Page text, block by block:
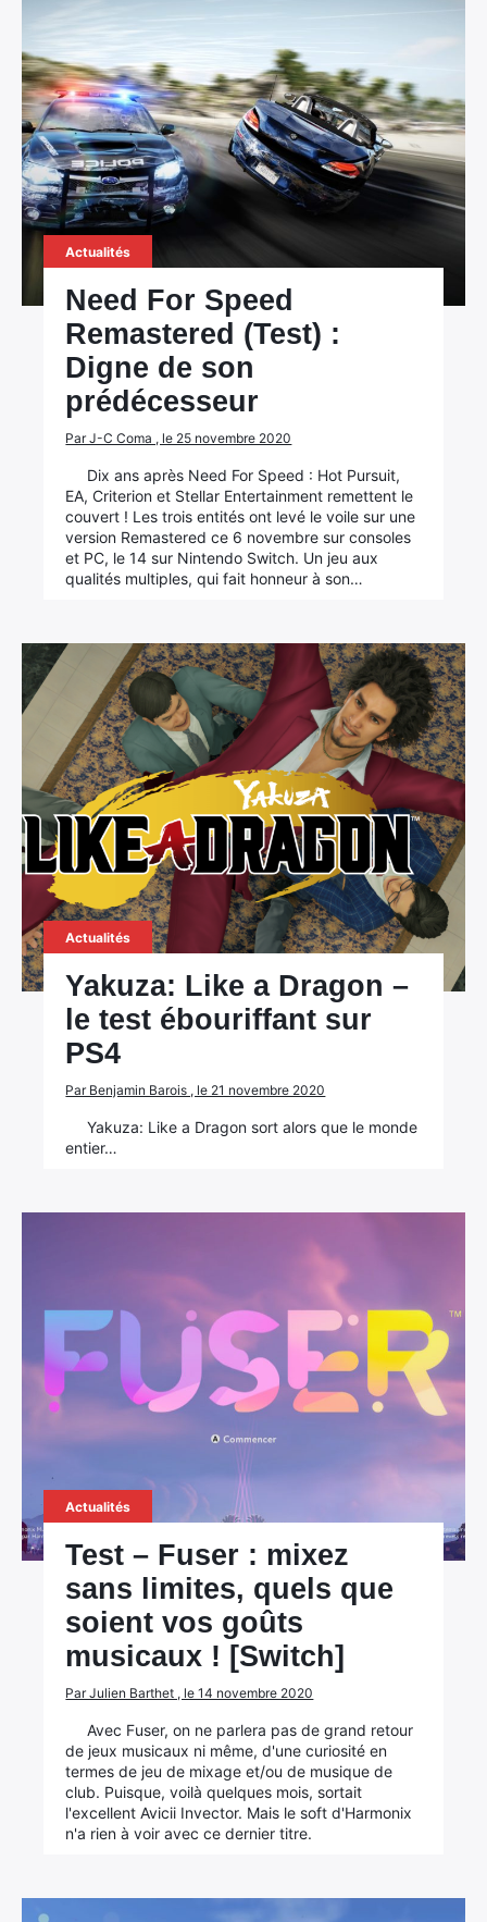
Actualités
Need For Speed
Remastered (Test) :
Digne de son
prédécesseur
Par J-C Coma , le 25 novembre 2020
Dix ans après Need For Speed : Hot Pursuit,
EA, Criterion et Stellar Entertainment remettent le
couvert ! Les trois entités ont levé le voile sur une
version Remastered ce 6 novembre sur consoles
et PC, le 14 sur Nintendo Switch. Un jeu aux
qualités multiples, qui fait honneur à son…
Actualités
Yakuza: Like a Dragon –
le test ébouriffant sur
PS4
Par Benjamin Barois , le 21 novembre 2020
Yakuza: Like a Dragon sort alors que le monde
entier…
Actualités
Test – Fuser : mixez
sans limites, quels que
soient vos goûts
musicaux ! [Switch]
Par Julien Barthet , le 14 novembre 2020
Avec Fuser, on ne parlera pas de grand retour
de jeux musicaux ni même, d'une curiosité en
termes de jeu de mixage et/ou de musique de
club. Puisque, voilà quelques mois, sortait
l'excellent Avicii Invector. Mais le soft d'Harmonix
n'a rien à voir avec ce dernier titre.